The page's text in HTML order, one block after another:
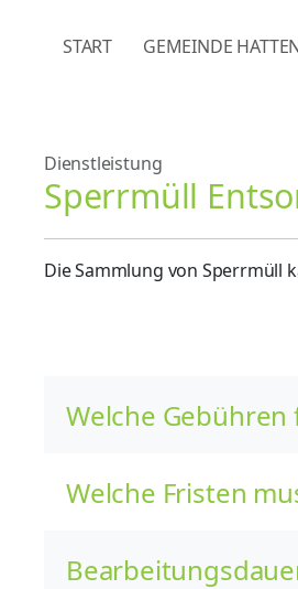
NAVIGATION ÜBERSPRINGEN
START GEMEINDE
Dienstleistung
Sperrmüll
Die Sammlung von Sperrmüll
Welche Gebühren
Welche Fristen